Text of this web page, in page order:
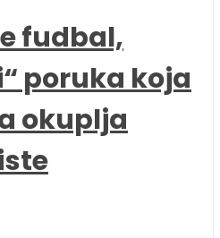
fudbal,
poruka koja
okuplja